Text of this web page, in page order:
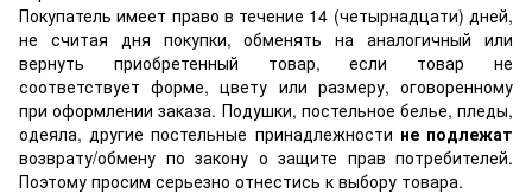
Покупатель имеет право в течение 14 (четырнадцати) дней,
не считая дня покупки, обменять на аналогичный или
вернуть приобретенный товар, если товар не
соответствует форме, цвету или размеру, оговоренному
при оформлении заказа. Подушки, постельное белье, пледы,
одеяла, другие постельные принадлежности не подлежат
возврату/обмену по закону о защите прав потребителей.
Поэтому просим серьезно отнестись к выбору товара.